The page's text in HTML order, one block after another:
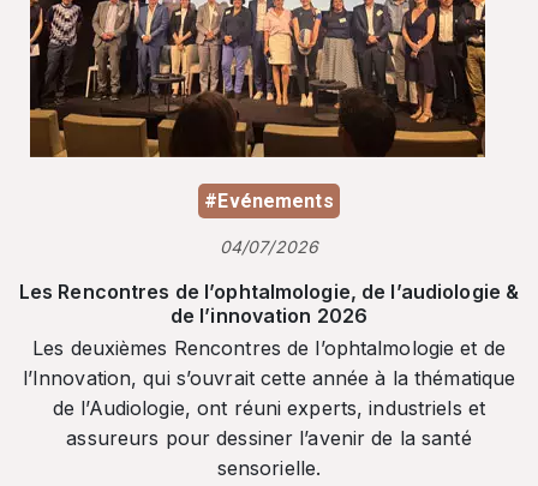
#Evénements
04/07/2026
Les Rencontres de l’ophtalmologie, de l’audiologie &
de l’innovation 2026
Les deuxièmes Rencontres de l’ophtalmologie et de
l’Innovation, qui s’ouvrait cette année à la thématique
de l’Audiologie, ont réuni experts, industriels et
assureurs pour dessiner l’avenir de la santé
sensorielle.